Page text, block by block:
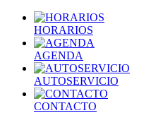
HORARIOS
AGENDA
AUTOSERVICIO
CONTACTO